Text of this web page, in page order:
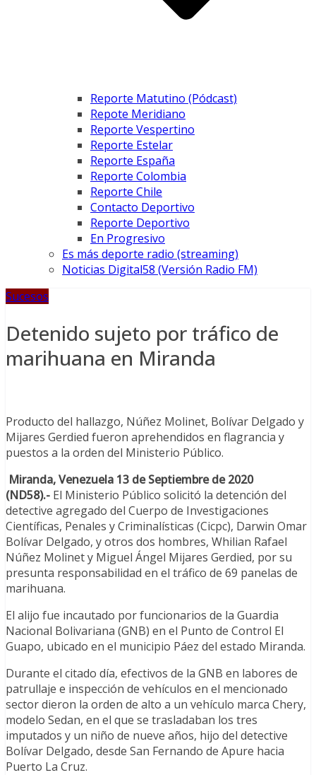
Reporte Matutino (Pódcast)
Repote Meridiano
Reporte Vespertino
Reporte Estelar
Reporte España
Reporte Colombia
Reporte Chile
Contacto Deportivo
Reporte Deportivo
En Progresivo
Es más deporte radio (streaming)
Noticias Digital58 (Versión Radio FM)
Sucesos
Detenido sujeto por tráfico de
marihuana en Miranda
Producto del hallazgo, Núñez Molinet, Bolívar Delgado y
Mijares Gerdied fueron aprehendidos en flagrancia y
puestos a la orden del Ministerio Público.
Miranda, Venezuela 13 de Septiembrede 2020
(ND58).- El Ministerio Público solicitó la detención del
detective agregado del Cuerpo de Investigaciones
Científicas, Penales y Criminalísticas (Cicpc), Darwin Omar
Bolívar Delgado, y otros dos hombres, Whilian Rafael
Núñez Molinet y Miguel Ángel Mijares Gerdied, por su
presunta responsabilidad en el tráfico de 69 panelas de
marihuana.
El alijo fue incautado por funcionarios de la Guardia
Nacional Bolivariana (GNB) en el Punto de Control El
Guapo, ubicado en el municipio Páez del estado Miranda.
Durante el citado día, efectivos de la GNB en labores de
patrullaje e inspección de vehículos en el mencionado
sector dieron la orden de alto a un vehículo marca Chery,
modelo Sedan, en el que se trasladaban los tres
imputados y un niño de nueve años, hijo del detective
Bolívar Delgado, desde San Fernando de Apure hacia
Puerto La Cruz.